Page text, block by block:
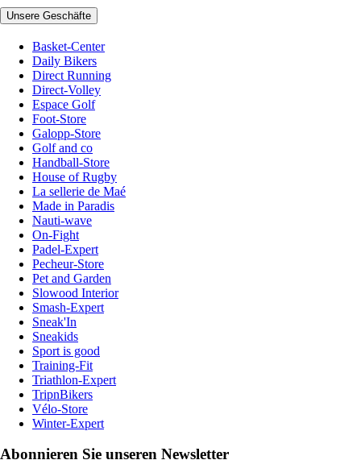
Unsere Geschäfte
Basket-Center
Daily Bikers
Direct Running
Direct-Volley
Espace Golf
Foot-Store
Galopp-Store
Golf and co
Handball-Store
House of Rugby
La sellerie de Maé
Made in Paradis
Nauti-wave
On-Fight
Padel-Expert
Pecheur-Store
Pet and Garden
Slowood Interior
Smash-Expert
Sneak'In
Sneakids
Sport is good
Training-Fit
Triathlon-Expert
TripnBikers
Vélo-Store
Winter-Expert
Abonnieren Sie unseren Newsletter